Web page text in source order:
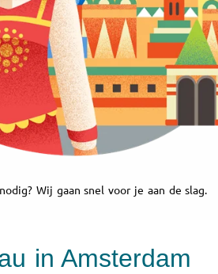
Wij gaan snel voor je aan de slag.
in Amsterdam